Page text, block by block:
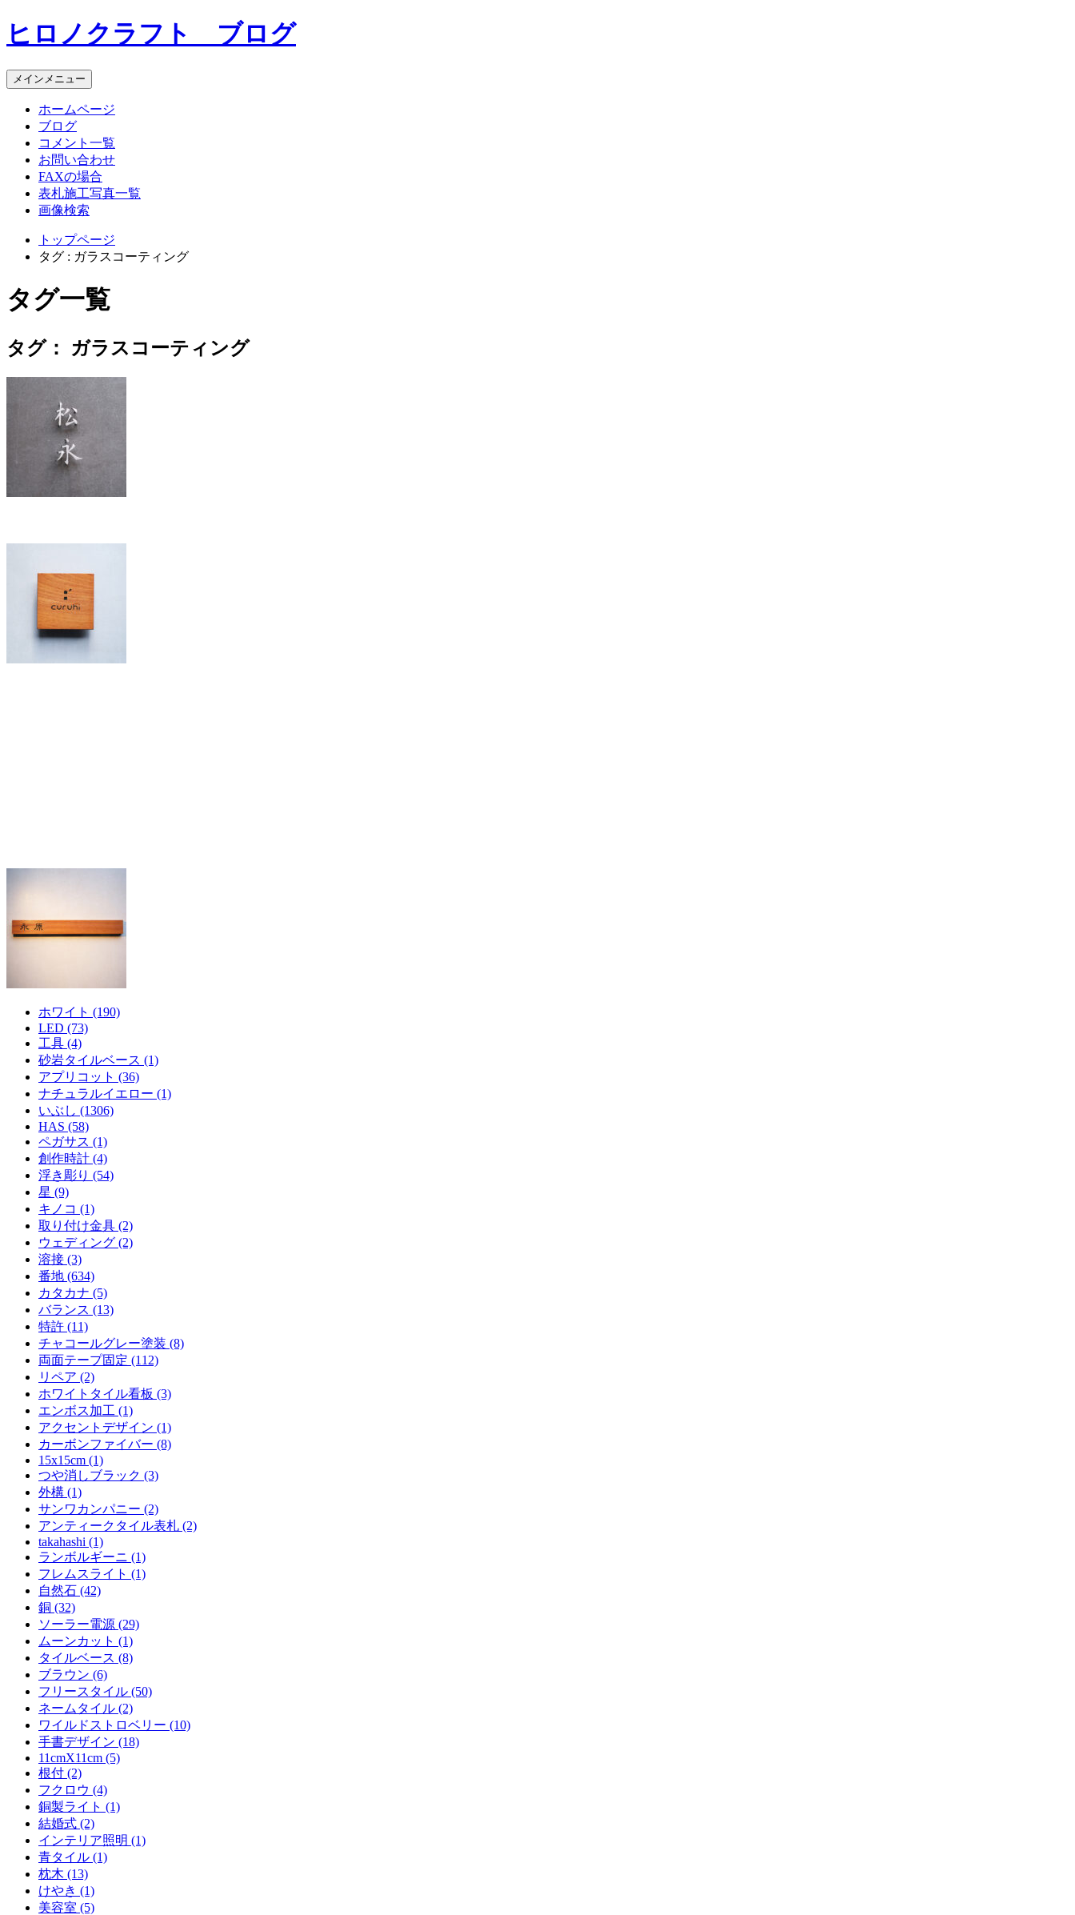
コ
ン
ン
ツ
ヒロノクラフト ブログ
メインメニュー
ホームページ
ブログ
コメント一覧
お問い合わせ
FAXの場合
表札施工写真一覧
画像検索
トップページ
タグ : ガラスコーティング
タグ一覧
タグ： ガラスコーティング
ホワイト (190)
LED (73)
工具 (4)
砂岩タイルベース (1)
アプリコット (36)
ナチュラルイエロー (1)
いぶし (1306)
HAS (58)
ペガサス (1)
創作時計 (4)
浮き彫り (54)
星 (9)
キノコ (1)
取り付け金具 (2)
ウェディング (2)
溶接 (3)
番地 (634)
カタカナ (5)
バランス (13)
特許 (11)
チャコールグレー塗装 (8)
両面テープ固定 (112)
リペア (2)
ホワイトタイル看板 (3)
エンボス加工 (1)
アクセントデザイン (1)
カーボンファイバー (8)
15x15cm (1)
つや消しブラック (3)
外構 (1)
サンワカンパニー (2)
アンティークタイル表札 (2)
takahashi (1)
ランボルギーニ (1)
フレムスライト (1)
自然石 (42)
銅 (32)
ソーラー電源 (29)
ムーンカット (1)
タイルベース (8)
ブラウン (6)
フリースタイル (50)
ネームタイル (2)
ワイルドストロベリー (10)
手書デザイン (18)
11cmX11cm (5)
根付 (2)
フクロウ (4)
銅製ライト (1)
結婚式 (2)
インテリア照明 (1)
青タイル (1)
枕木 (13)
けやき (1)
美容室 (5)